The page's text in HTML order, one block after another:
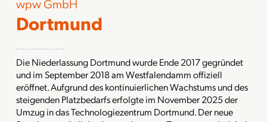
wpw GmbH
Dortmund
Die Niederlassung Dortmund wurde Ende 2017 gegründet
und im September 2018 am Westfalendamm offiziell
eröffnet. Aufgrund des kontinuierlichen Wachstums und des
steigenden Platzbedarfs erfolgte im November 2025 der
Umzug in das Technologiezentrum Dortmund. Der neue